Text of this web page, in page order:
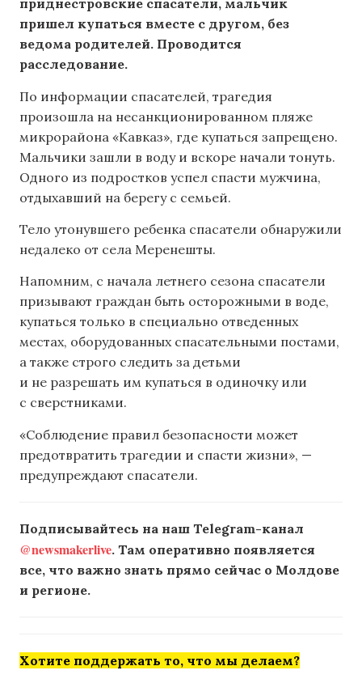
приднестровские спасатели, мальчик
пришел купаться вместе с другом, без
ведома родителей. Проводится
расследование.
По информации спасателей, трагедия
произошла на несанкционированном пляже
микрорайона «Кавказ», где купаться запрещено.
Мальчики зашли в воду и вскоре начали тонуть.
Одного из подростков успел спасти мужчина,
отдыхавший на берегу с семьей.
Тело утонувшего ребенка спасатели обнаружили
недалеко от села Меренешты.
Напомним, с начала летнего сезона спасатели
призывают граждан быть осторожными в воде,
купаться только в специально отведенных
местах, оборудованных спасательными постами,
а также строго следить за детьми
и не разрешать им купаться в одиночку или
с сверстниками.
«Соблюдение правил безопасности может
предотвратить трагедии и спасти жизни», —
предупреждают спасатели.
Подписывайтесь на наш Telegram-канал
@newsmakerlive. Там оперативно появляется
все, что важно знать прямо сейчас о Молдове
и регионе.
Хотите поддержать то, что мы делаем?